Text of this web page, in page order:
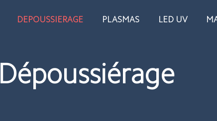
DEPOUSSIERAGE PLASMAS LED UV
Dépoussiérage